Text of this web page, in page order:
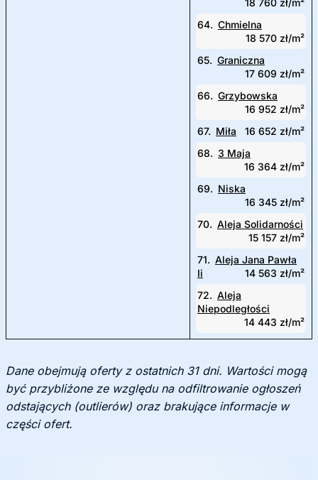
18 760 zł/m²
64. Chmielna
18 570 zł/m²
65. Graniczna
17 609 zł/m²
66. Grzybowska
16 952 zł/m²
67. Miła
16 652 zł/m²
68. 3 Maja
16 364 zł/m²
69. Niska
16 345 zł/m²
70. Aleja Solidarności
15 157 zł/m²
71. Aleja Jana Pawła
Ii
14 563 zł/m²
72. Aleja
Niepodległości
14 443 zł/m²
Dane obejmują oferty z ostatnich 31 dni. Wartości mogą
być przybliżone ze względu na odfiltrowanie ogłoszeń
odstających (outlierów) oraz brakujące informacje w
części ofert.